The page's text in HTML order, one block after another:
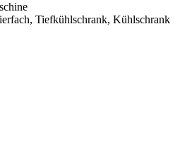
Tiefkühlschrank, Kühlschrank